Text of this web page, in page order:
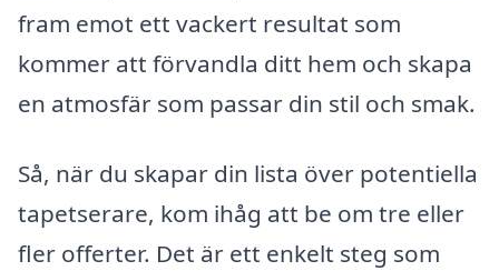
fram emot ett vackert resultat som
kommer att förvandla ditt hem och skapa
en atmosfär som passar din stil och smak.
Så, när du skapar din lista över potentiella
tapetserare, kom ihåg att be om tre eller
fler offerter. Det är ett enkelt steg som